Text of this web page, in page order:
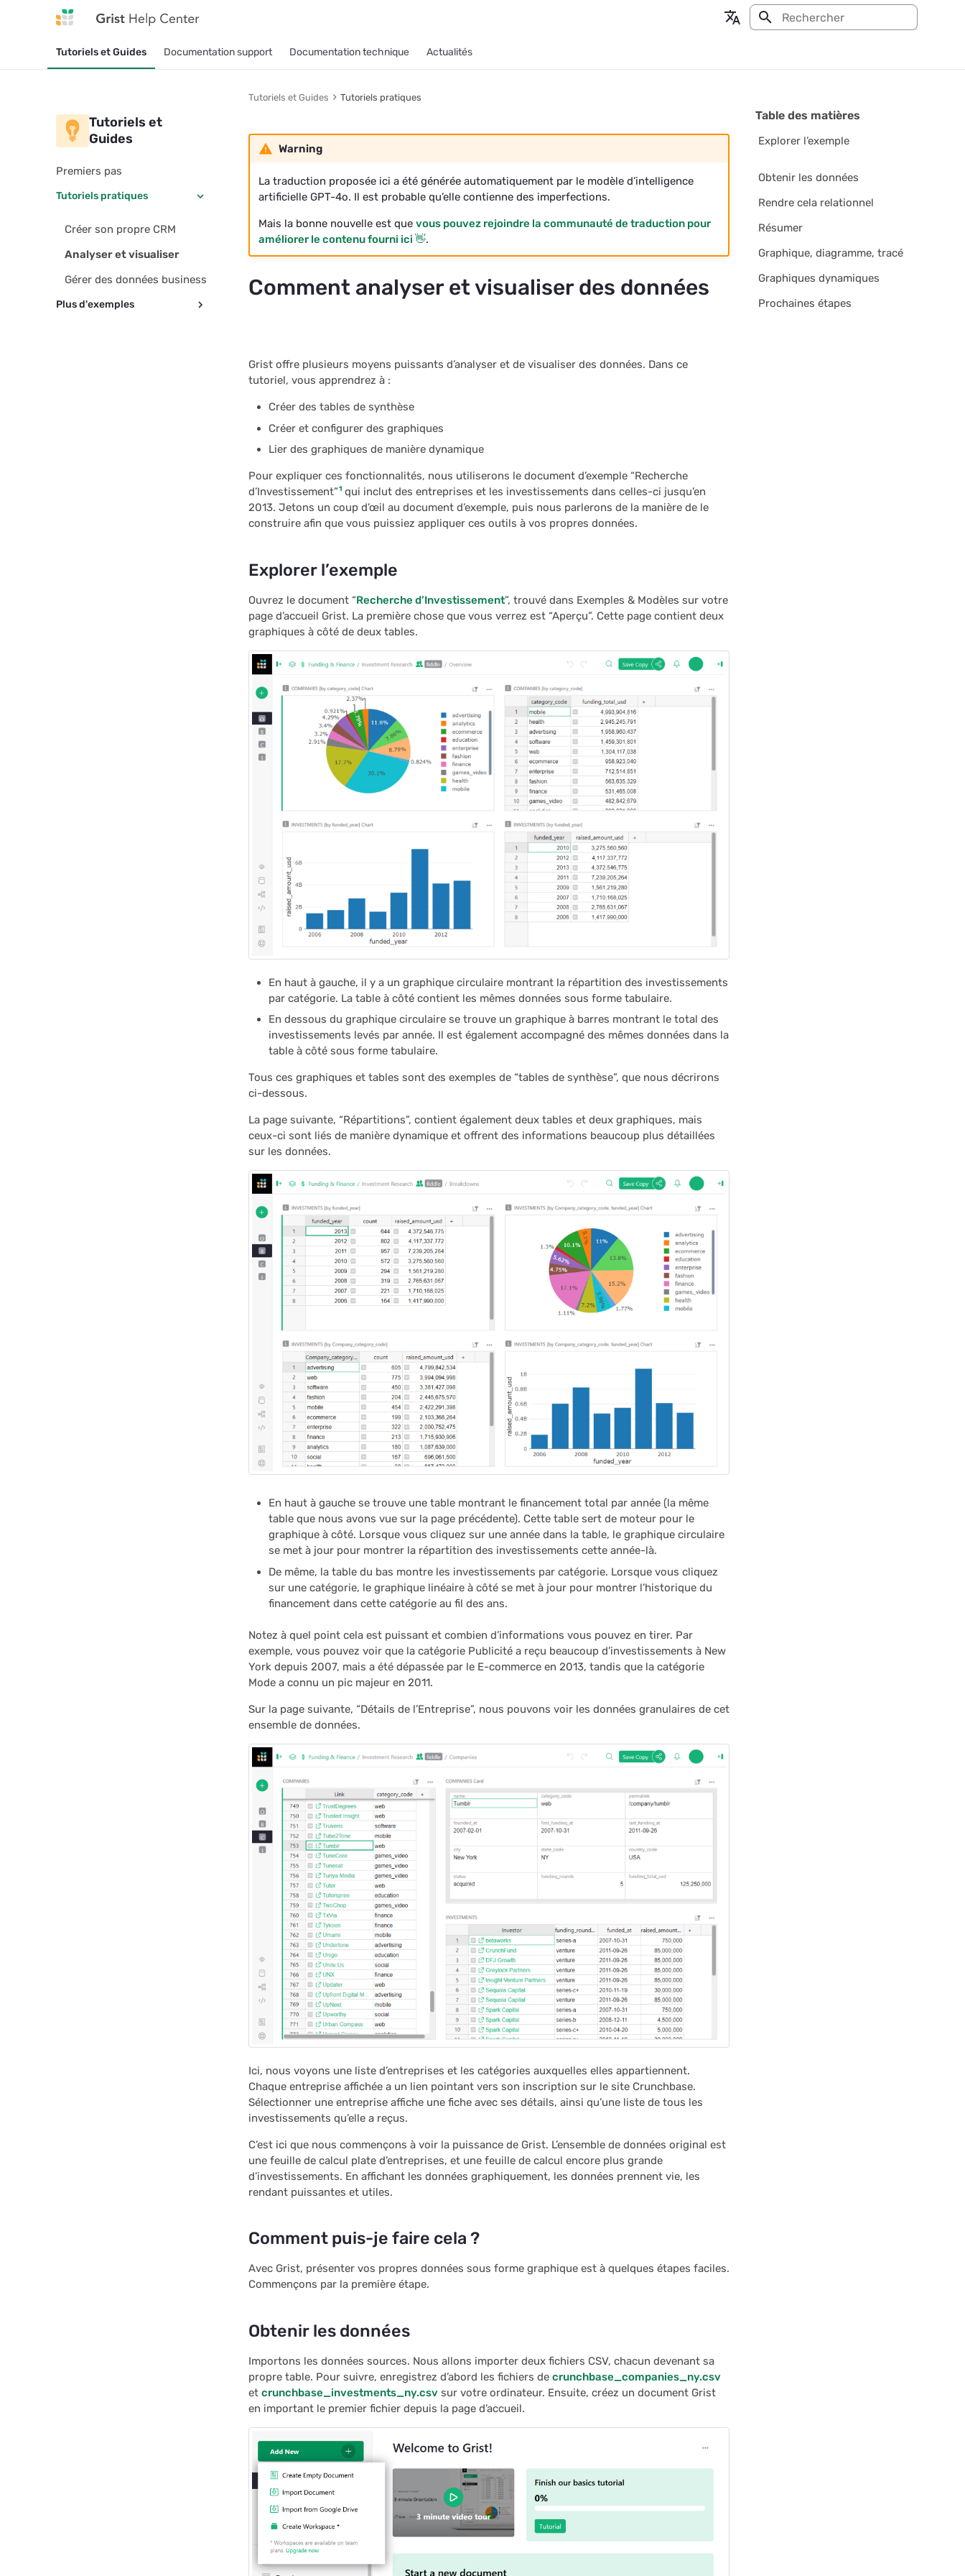
Tutoriels et Guides Documentation support Documentation technique Actualités
Tutoriels et
Guides
Premiers pas
Tutoriels pratiques
Créer son propre CRM
Analyser et visualiser
Gérer des données business
Plus d'exemples
Table des matières
Explorer l’exemple
Obtenir les données
Rendre cela relationnel
Résumer
Graphique, diagramme, tracé
Graphiques dynamiques
Prochaines étapes
Tutoriels et Guides Tutoriels pratiques
Warning
La traduction proposée ici a été générée automatiquement par le modèle d’intelligence
artificielle GPT-4o. Il est probable qu’elle contienne des imperfections.
Mais la bonne nouvelle est que vous pouvez rejoindre la communauté de traduction pour
améliorer le contenu fourni ici 👋.
Comment analyser et visualiser des données
Grist offre plusieurs moyens puissants d’analyser et de visualiser des données. Dans ce
tutoriel, vous apprendrez à :
Créer des tables de synthèse
Créer et configurer des graphiques
Lier des graphiques de manière dynamique
Pour expliquer ces fonctionnalités, nous utiliserons le document d’exemple “Recherche
d’Investissement”1qui inclut des entreprises et les investissements dans celles-ci jusqu’en
2013. Jetons un coup d’œil au document d’exemple, puis nous parlerons de la manière de le
construire afin que vous puissiez appliquer ces outils à vos propres données.
Explorer l’exemple
Ouvrez le document “Recherche d’Investissement”, trouvé dans Exemples & Modèles sur votre
page d’accueil Grist. La première chose que vous verrez est “Aperçu”. Cette page contient deux
graphiques à côté de deux tables.
En haut à gauche, il y a un graphique circulaire montrant la répartition des investissements
par catégorie. La table à côté contient les mêmes données sous forme tabulaire.
En dessous du graphique circulaire se trouve un graphique à barres montrant le total des
investissements levés par année. Il est également accompagné des mêmes données dans la
table à côté sous forme tabulaire.
Tous ces graphiques et tables sont des exemples de “tables de synthèse”, que nous décrirons
ci-dessous.
La page suivante, “Répartitions”, contient également deux tables et deux graphiques, mais
ceux-ci sont liés de manière dynamique et offrent des informations beaucoup plus détaillées
sur les données.
En haut à gauche se trouve une table montrant le financement total par année (la même
table que nous avons vue sur la page précédente). Cette table sert de moteur pour le
graphique à côté. Lorsque vous cliquez sur une année dans la table, le graphique circulaire
se met à jour pour montrer la répartition des investissements cette année-là.
De même, la table du bas montre les investissements par catégorie. Lorsque vous cliquez
sur une catégorie, le graphique linéaire à côté se met à jour pour montrer l’historique du
financement dans cette catégorie au fil des ans.
Notez à quel point cela est puissant et combien d’informations vous pouvez en tirer. Par
exemple, vous pouvez voir que la catégorie Publicité a reçu beaucoup d’investissements à New
York depuis 2007, mais a été dépassée par le E-commerce en 2013, tandis que la catégorie
Mode a connu un pic majeur en 2011.
Sur la page suivante, “Détails de l’Entreprise”, nous pouvons voir les données granulaires de cet
ensemble de données.
Ici, nous voyons une liste d’entreprises et les catégories auxquelles elles appartiennent.
Chaque entreprise affichée a un lien pointant vers son inscription sur le site Crunchbase.
Sélectionner une entreprise affiche une fiche avec ses détails, ainsi qu’une liste de tous les
investissements qu’elle a reçus.
C’est ici que nous commençons à voir la puissance de Grist. L’ensemble de données original est
une feuille de calcul plate d’entreprises, et une feuille de calcul encore plus grande
d’investissements. En affichant les données graphiquement, les données prennent vie, les
rendant puissantes et utiles.
Comment puis-je faire cela ?
Avec Grist, présenter vos propres données sous forme graphique est à quelques étapes faciles.
Commençons par la première étape.
Obtenir les données
Importons les données sources. Nous allons importer deux fichiers CSV, chacun devenant sa
propre table. Pour suivre, enregistrez d’abord les fichiers de crunchbase_companies_ny.csv
et crunchbase_investments_ny.csv sur votre ordinateur. Ensuite, créez un document Grist
en important le premier fichier depuis la page d’accueil.